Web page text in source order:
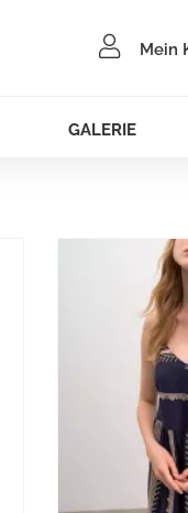
Mein
GALERIE